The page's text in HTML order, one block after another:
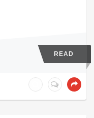
READ